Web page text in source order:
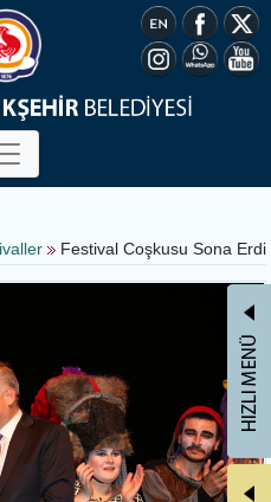
Festival Coşkusu Sona Erdi